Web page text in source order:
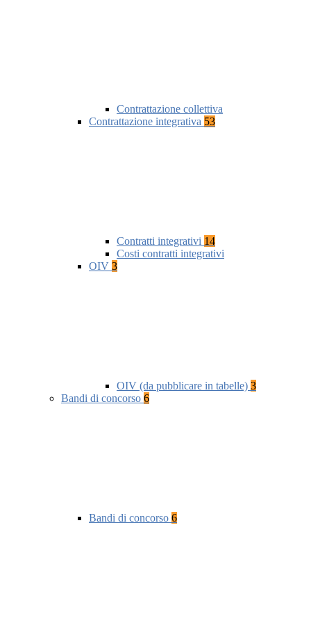
Contrattazione collettiva
Contrattazione integrativa 53
Contratti integrativi 14
Costi contratti integrativi
OIV 3
OIV (da pubblicare in tabelle) 3
Bandi di concorso 6
Bandi di concorso 6